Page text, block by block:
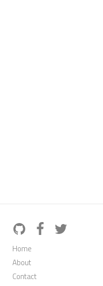
Home
About
Contact